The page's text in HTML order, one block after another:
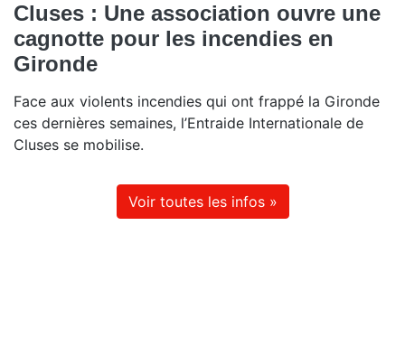
Cluses : Une association ouvre une
cagnotte pour les incendies en
Gironde
Face aux violents incendies qui ont frappé la Gironde
ces dernières semaines, l’Entraide Internationale de
Cluses se mobilise.
Voir toutes les infos »